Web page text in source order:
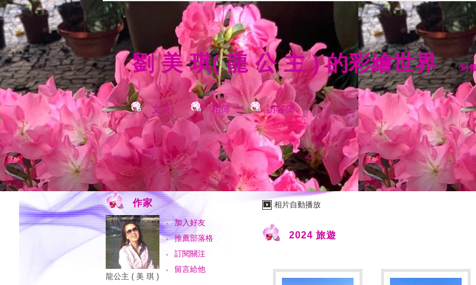
劉 美 琪( 龍 公 主 ) 的彩繪世界（到
文章 相簿 訪客簿
相片自動播放
2024 旅遊
作家
加入好友
推薦部落格
訂閱關注
留言給他
龍公主 ( 美 琪 )